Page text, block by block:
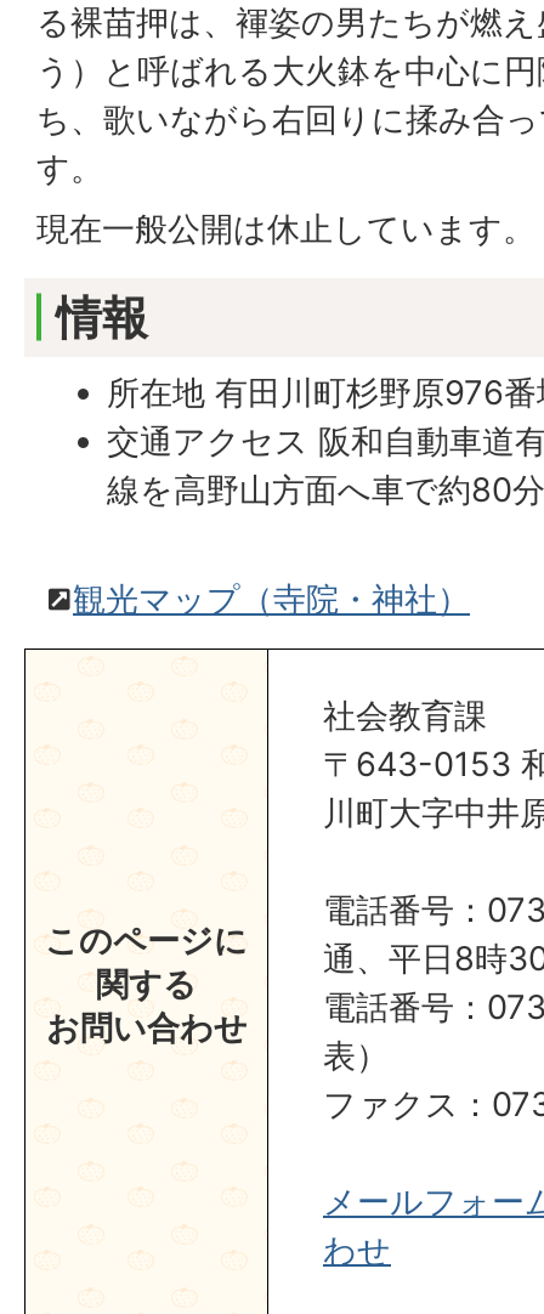
る裸苗押は、褌姿の男たちが燃
う）と呼ばれる大火鉢を中心に
ち、歌いながら右回りに揉み合
す。
現在一般公開は休止しています。
情報
所在地 有田川町杉野原976
交通アクセス 阪和自動車道
線を高野山方面へ車で約80
観光マップ（寺院・神社）
このページに
関する
お問い合わせ
社会教育課
〒643-0153
川町大字中井
電話番号：
通、平日8時
電話番号：
表）
ファクス：
メールフォー
わせ